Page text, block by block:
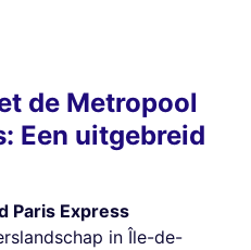
de Metropool
Een uitgebreid
Paris Express
in Île-de-